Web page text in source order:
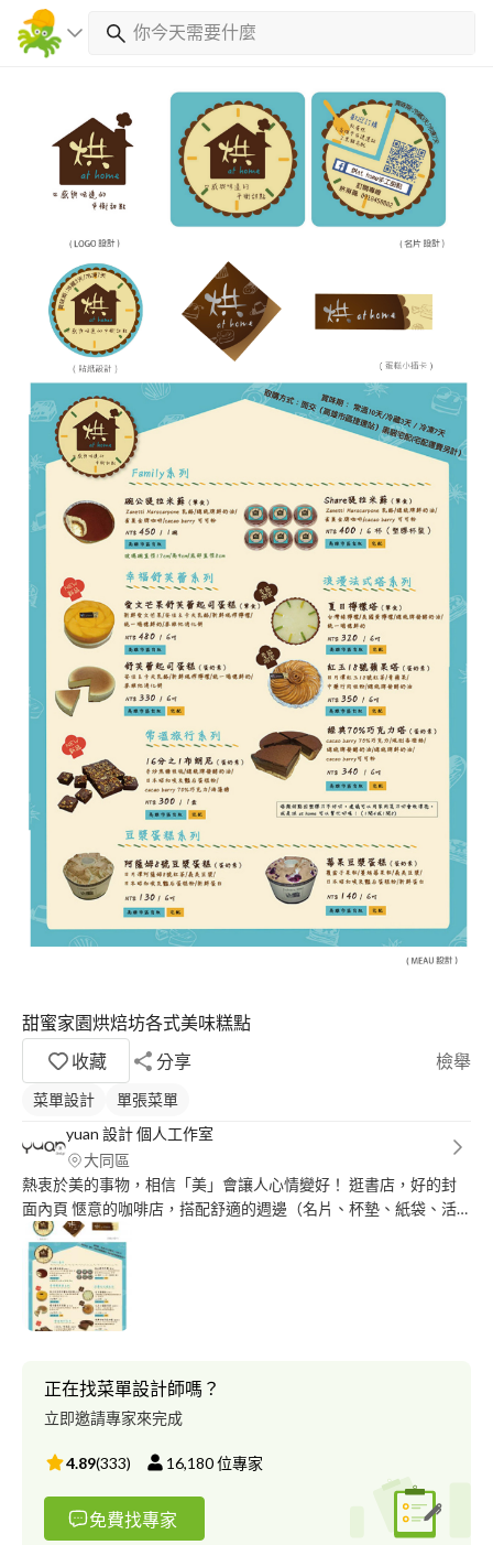
甜蜜家園烘焙坊各式美味糕點
收藏
分享 檢舉
菜單設計
單張菜單
yuan 設計 個人工作室
大同區
熱衷於美的事物，相信「美」會讓人心情變好！ 逛書店，好的封
面內頁 愜意的咖啡店，搭配舒適的週邊（名片、杯墊、紙袋、活
動海報） 送禮過節，體面富有心意的包裝 百貨週年慶，吸睛的櫥
窗 Yuan design 有豐富的平面視覺、櫥窗規劃、網頁設計的經驗。
風格多元、創新協調， 把每位客戶當成自己的朋友， 一起讓生活
變得更變綺麗舒活！
正在找菜單設計師嗎？
立即邀請專家來完成
4.89(333) 16,180位專家
免費找專家